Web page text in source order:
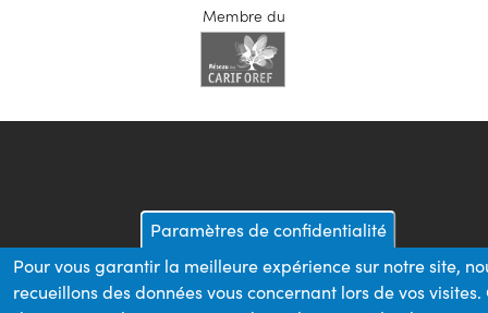
Membre du
Paramètres de confidentialité
Pour vous garantir la meilleure expérience sur notre site,
recueillons des données vous concernant lors de vos visites.